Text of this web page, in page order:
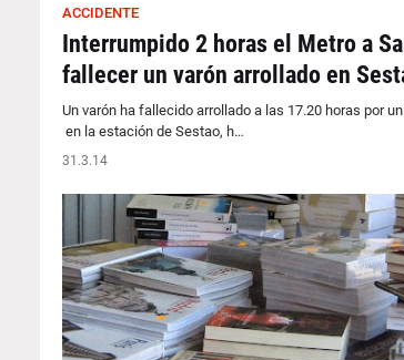
ACCIDENTE
Interrumpido 2 horas el Metro a
fallecer un varón arrollado en
Un varón ha fallecido arrollado a las 17.20 horas por
en la estación de Sestao, h…
31.3.14